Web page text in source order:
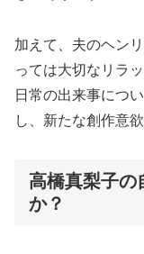
加えて、夫のヘン
っては大切なリラ
日常の出来事につ
し、新たな創作意
高橋真梨子の
か？